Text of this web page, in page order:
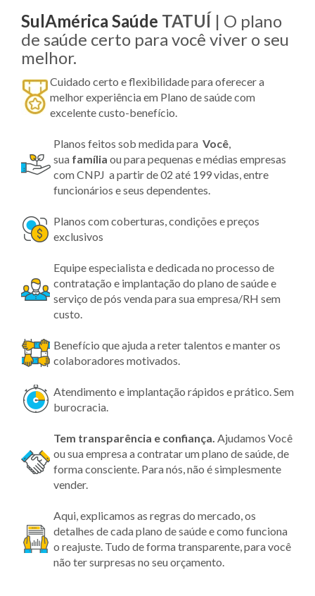
SulAmérica Saúde TATUÍ | O plano
de saúde certo para você viver o seu
melhor.
Cuidado certo e flexibilidade para oferecer a
melhor experiência em Plano de saúde com
excelente custo-benefício.
Planos feitos sob medida para Você,
sua família ou para pequenas e médias empresas
com CNPJ a partir de 02 até 199 vidas, entre
funcionários e seus dependentes.
Planos com coberturas, condições e preços
exclusivos
Equipe especialista e dedicada no processo de
contratação e implantação do plano de saúde e
serviço de pós venda para sua empresa/RH sem
custo.
Benefício que ajuda a reter talentos e manter os
colaboradores motivados.
Atendimento e implantação rápidos e prático. Sem
burocracia.
Tem transparência e confiança. Ajudamos Você
ou sua empresa a contratar um plano de saúde, de
forma consciente. Para nós, não é simplesmente
vender.
Aqui, explicamos as regras do mercado, os
detalhes de cada plano de saúde e como funciona
o reajuste. Tudo de forma transparente, para você
não ter surpresas no seu orçamento.